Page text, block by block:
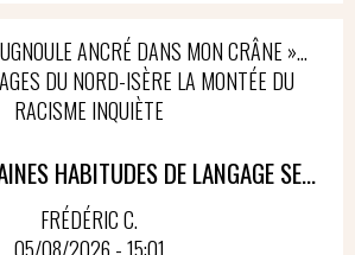
ANCRÉ DANS MON CRÂNE »…
DU NORD-ISÈRE LA MONTÉE DU
RACISME INQUIÈTE
HABITUDES DE LANGAGE SE...
FRÉDÉRIC C.